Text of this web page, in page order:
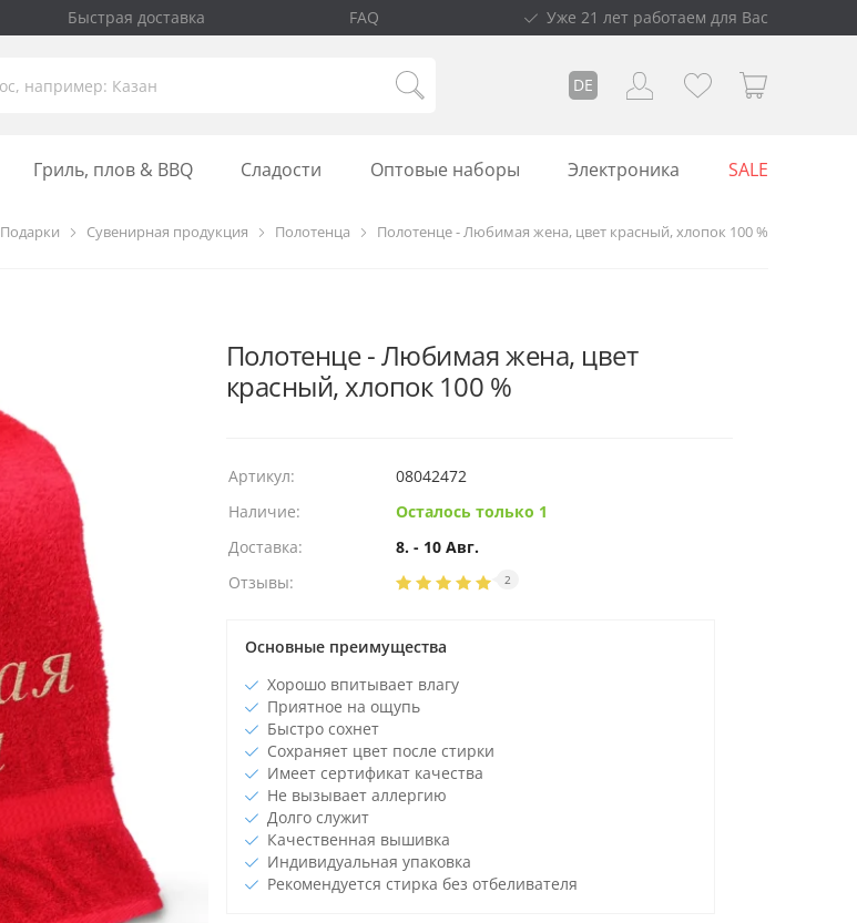
Быстрая доставка FAQ Уже 21 лет работаем для Вас
DE
Гриль, плов & BBQ Сладости Оптовые наборы Электроника SALE
Подарки Сувенирная продукция Полотенца Полотенце - Любимая жена, цвет красный, хлопок 100 %
Полотенце - Любимая жена, цвет
красный, хлопок 100 %
Артикул:
08042472
Наличие:
Осталось только 1
Доставка:
8. - 10 Авг.
Отзывы:
2
Основные преимущества
Хорошо впитывает влагу
Приятное на ощупь
Быстро сохнет
Сохраняет цвет после стирки
Имеет сертификат качества
Не вызывает аллергию
Долго служит
Качественная вышивка
Индивидуальная упаковка
Рекомендуется стирка без отбеливателя